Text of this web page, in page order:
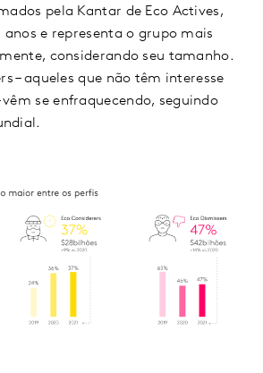
pela Kantar de Eco Actives,
e representa o grupo mais
considerando seu tamanho.
– aqueles que não têm interesse
se enfraquecendo, seguindo